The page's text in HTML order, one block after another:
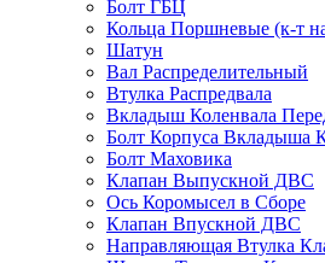
Болт ГБЦ
Кольца Поршневые (к-т
Шатун
Вал Распределительный
Втулка Распредвала
Вкладыш Коленвала
Болт Корпуса Вкладыша
Болт Маховика
Клапан Выпускной ДВС
Ось Коромысел в Сборе
Клапан Впускной ДВС
Направляющая Втулка